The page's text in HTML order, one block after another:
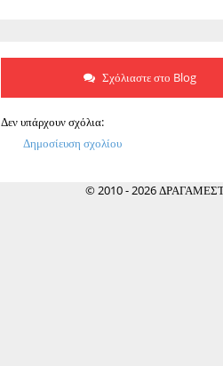
Σχόλιαστε στο Blog
Δεν υπάρχουν σχόλια:
Δημοσίευση σχολίου
© 2010 - 2026